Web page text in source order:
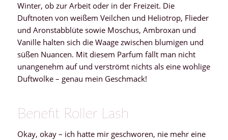
Winter, ob zur Arbeit oder in der Freizeit. Die
Duftnoten von weißem Veilchen und Heliotrop, Flieder
und Aronstabblüte sowie Moschus, Ambroxan und
Vanille halten sich die Waage zwischen blumigen und
süßen Nuancen. Mit diesem Parfum fällt man nicht
unangenehm auf und verströmt nichts als eine wohlige
Duftwolke – genau mein Geschmack!
Benefit Roller Lash
Okay, okay – ich hatte mir geschworen, nie mehr eine